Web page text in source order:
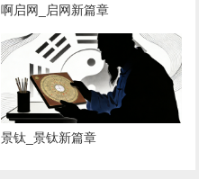
啊启网_启网新篇章
景钛_景钛新篇章